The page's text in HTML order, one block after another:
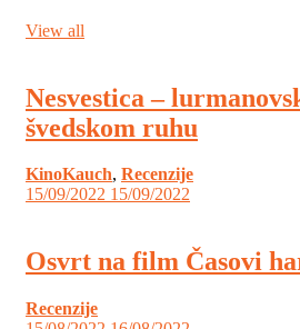
View all
Nesvestica –
švedskom ruhu
KinoKauch, Recenzije
15/09/2022 15/09/2022
Osvrt na film Časovi
Recenzije